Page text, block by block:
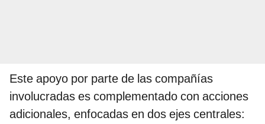
Este apoyo por parte de las compañías
involucradas es complementado con acciones
adicionales, enfocadas en dos ejes centrales: